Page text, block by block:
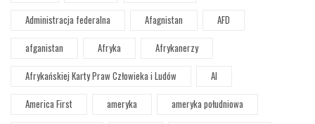
Administracja federalna
Afagnistan
AFD
afganistan
Afryka
Afrykanerzy
Afrykańskiej Karty Praw Człowieka i Ludów
AI
America First
ameryka
ameryka południowa